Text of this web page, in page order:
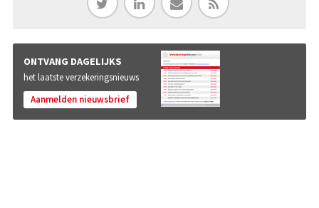
ONTVANG DAGELIJKS
het laatste verzekeringsnieuws
Aanmelden nieuwsbrief